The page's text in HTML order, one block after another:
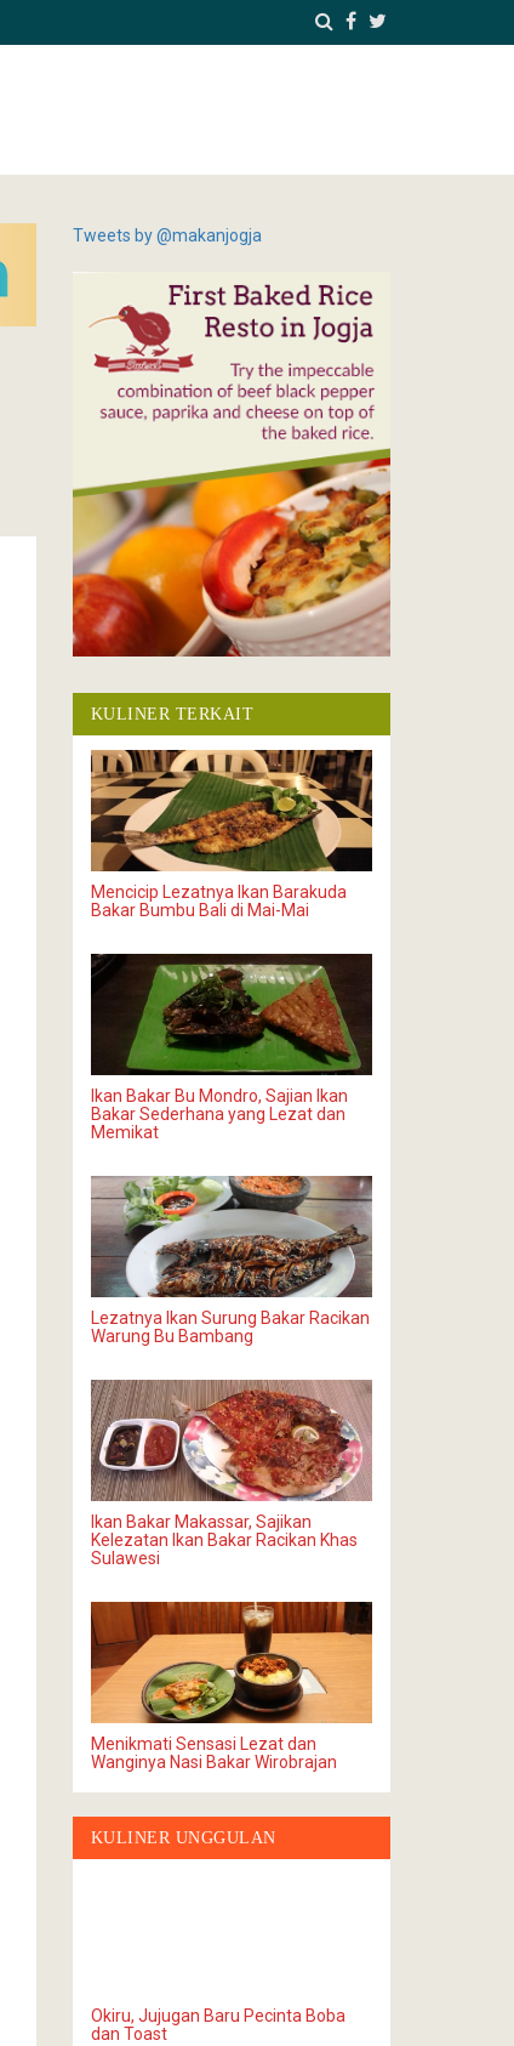
Tweets by @makanjogja
KULINER TERKAIT
Mencicip Lezatnya Ikan Barakuda
Bakar Bumbu Bali di Mai-Mai
Ikan Bakar Bu Mondro, Sajian Ikan
Bakar Sederhana yang Lezat dan
Memikat
Lezatnya Ikan Surung Bakar Racikan
Warung Bu Bambang
Ikan Bakar Makassar, Sajikan
Kelezatan Ikan Bakar Racikan Khas
Sulawesi
Menikmati Sensasi Lezat dan
Wanginya Nasi Bakar Wirobrajan
KULINER UNGGULAN
Okiru, Jujugan Baru Pecinta Boba
dan Toast